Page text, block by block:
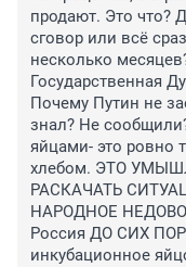
продают. Это что?
сговор или всё
несколько
Государственная
Почему Путин не
знал? Не
яйцами- это ровно
хлебом. ЭТО
РАСКАЧАТЬ
НАРОДНОЕ
Россия ДО СИХ
инкубационное